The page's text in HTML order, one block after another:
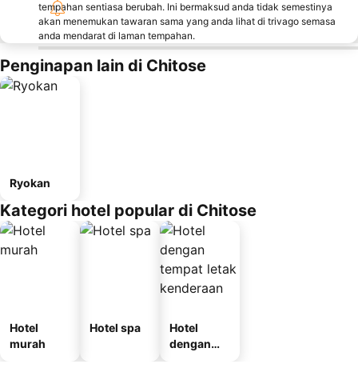
tempahan sentiasa berubah. Ini bermaksud anda tidak semestinya
akan menemukan tawaran sama yang anda lihat di trivago semasa
anda mendarat di laman tempahan.
Penginapan lain di Chitose
Ryokan
Kategori hotel popular di Chitose
Hotel
murah
Hotel spa
Hotel
dengan